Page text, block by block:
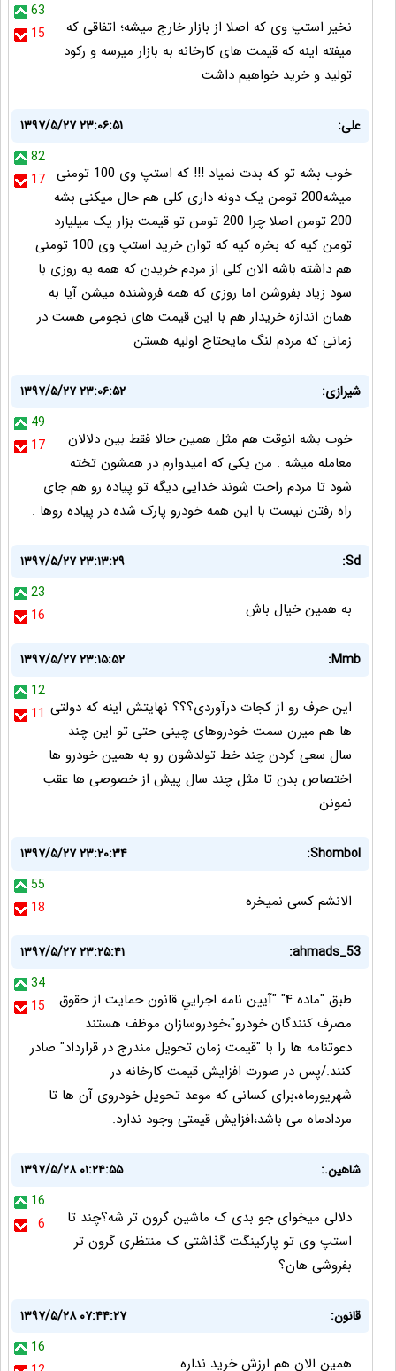
63
15
نخیر استپ وی که اصلا از بازار خارج میشه؛ اتفاقی که
میفته اینه که قیمت های کارخانه به بازار میرسه و رکود
تولید و خرید خواهیم داشت
علی:
۱۳۹۷/۵/۲۷ ۲۳:۰۶:۵۱
82
17 خوب بشه تو که بدت نمیاد !!! که استپ وی 100 تومنی
میشه200 تومن یک دونه داری کلی هم حال میکنی بشه
200 تومن اصلا چرا 200 تومن تو قیمت بزار یک میلیارد
تومن کیه که بخره کیه که توان خرید استپ وی 100 تومنی
هم داشته باشه الان کلی از مردم خریدن که همه یه روزی با
سود زیاد بفروشن اما روزی که همه فروشنده میشن آیا به
همان اندازه خریدار هم با این قیمت های نجومی هست در
زمانی که مردم لنگ مایحتاج اولیه هستن
شیرازی:
۱۳۹۷/۵/۲۷ ۲۳:۰۶:۵۲
49
17
خوب بشه انوقت هم مثل همین حالا فقط بین دلالان
معامله میشه . من یکی که امیدوارم در همشون تخته
شود تا مردم راحت شوند خدایی دیگه تو پیاده رو هم جای
راه رفتن نیست با این همه خودرو پارک شده در پیاده روها .
Sd:
۱۳۹۷/۵/۲۷ ۲۳:۱۳:۲۹
23
16
به همین خیال باش
Mmb:
۱۳۹۷/۵/۲۷ ۲۳:۱۵:۵۲
12
11 این حرف رو از کجات درآوردی؟؟؟ نهایتش اینه که دولتی
ها هم میرن سمت خودروهای چینی حتی تو این چند
سال سعی کردن چند خط تولدشون رو به همین خودرو ها
اختصاص بدن تا مثل چند سال پیش از خصوصی ها عقب
نمونن
Shombol:
۱۳۹۷/۵/۲۷ ۲۳:۲۰:۳۴
55
18
الانشم کسی نمیخره
ahmads_53:
۱۳۹۷/۵/۲۷ ۲۳:۲۵:۴۱
34
15
طبق "ماده ۴" "آيين نامه اجرايي قانون حمايت از حقوق
مصرف کنندگان خودرو"،خودروسازان موظف هستند
دعوتنامه ها را با "قيمت زمان تحويل مندرج در قرارداد" صادر
کنند./پس در صورت افزایش قیمت کارخانه در
شهریورماه،برای کسانی که موعد تحویل خودروی آن ها تا
مردادماه می باشد،افزایش قیمتی وجود ندارد.
شاهین.:
۱۳۹۷/۵/۲۸ ۰۱:۲۴:۵۵
16
6
دلالی میخوای جو بدی ک ماشین گرون تر شه؟چند تا
استپ وی تو پارکینگت گذاشتی ک منتظری گرون تر
بفروشی هان؟
قانون:
۱۳۹۷/۵/۲۸ ۰۷:۴۴:۲۷
16
همین الان هم ارزش خرید نداره